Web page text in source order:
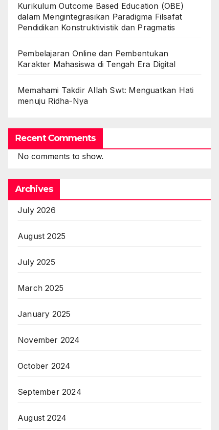
Kurikulum Outcome Based Education (OBE)
dalam Mengintegrasikan Paradigma Filsafat
Pendidikan Konstruktivistik dan Pragmatis
Pembelajaran Online dan Pembentukan
Karakter Mahasiswa di Tengah Era Digital
Memahami Takdir Allah Swt: Menguatkan Hati
menuju Ridha-Nya
Recent Comments
No comments to show.
Archives
July 2026
August 2025
July 2025
March 2025
January 2025
November 2024
October 2024
September 2024
August 2024